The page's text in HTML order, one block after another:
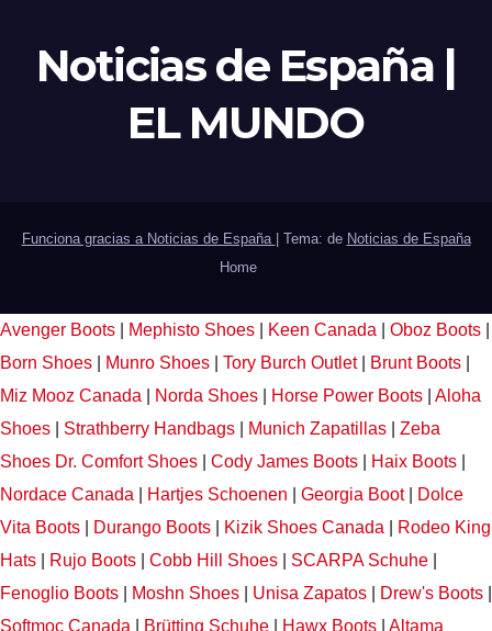
Noticias de España |
EL MUNDO
Funciona gracias a Noticias de España Tema: de Noticias de España
Home
Avenger Boots Mephisto Shoes Keen Canada Oboz Boots
Born Shoes
Munro Shoes Tory Burch Outlet Brunt Boots
Miz Mooz Canada
Norda Shoes Horse Power Boots
Aloha
Shoes
Strathberry Handbags Munich Zapatillas
Zeba
Shoes Dr. Comfort Shoes Cody James Boots Haix Boots
Nordace Canada
Hartjes Schoenen Georgia Boot|
Dolce
Vita Boots
Durango Boots Kizik Shoes Canada
Rodeo King
Hats
Rujo Boots Cobb Hill Shoes SCARPA Schuhe
Fenoglio Boots
Moshn Shoes Unisa Zapatos Drew's Boots
Softmoc Canada
Brütting Schuhe Hawx Boots Altama